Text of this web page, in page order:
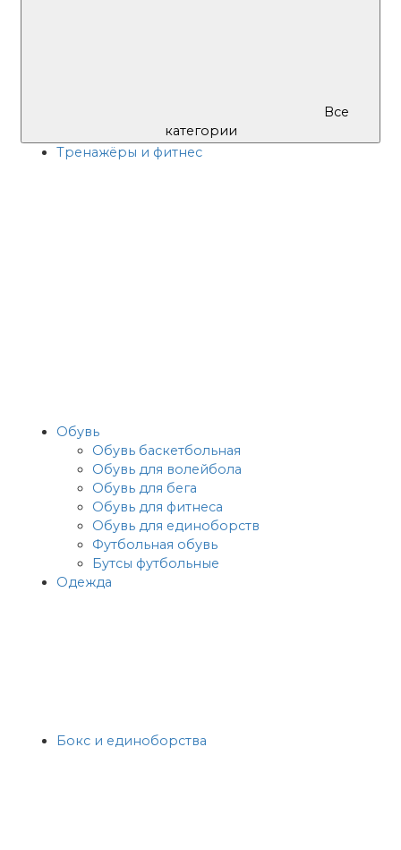
Все
категории
Тренажёры и фитнес
Обувь
Обувь баскетбольная
Обувь для волейбола
Обувь для бега
Обувь для фитнеса
Обувь для единоборств
Футбольная обувь
Бутсы футбольные
Одежда
Бокс и единоборства